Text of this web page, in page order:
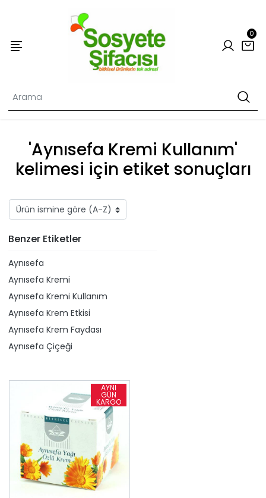
0
'Aynısefa Kremi Kullanım'
kelimesi için etiket sonuçları
Benzer Etiketler
Aynısefa
Aynısefa Kremi
Aynısefa Kremi Kullanım
Aynısefa Krem Etkisi
Aynısefa Krem Faydası
Aynısefa Çiçeği